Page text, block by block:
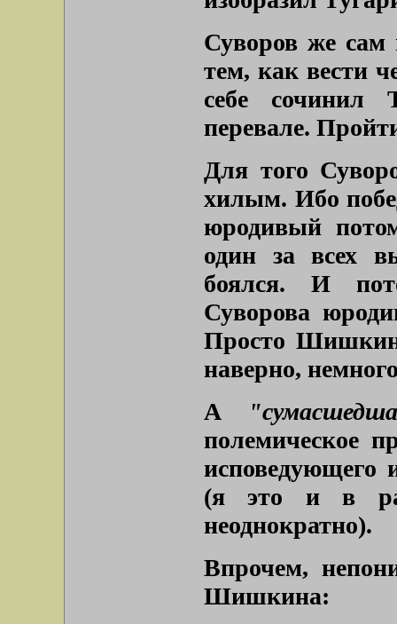
Суворов же сам
тем, как вести
себе сочинил
перевале.
Для того
хилым. Ибо
юродивый
один за всех
боялся. И
Суворова
Просто
наверно,
А
полемическое
исповедующего
(я это и в
неоднократно).
Впрочем,
Шишкина: